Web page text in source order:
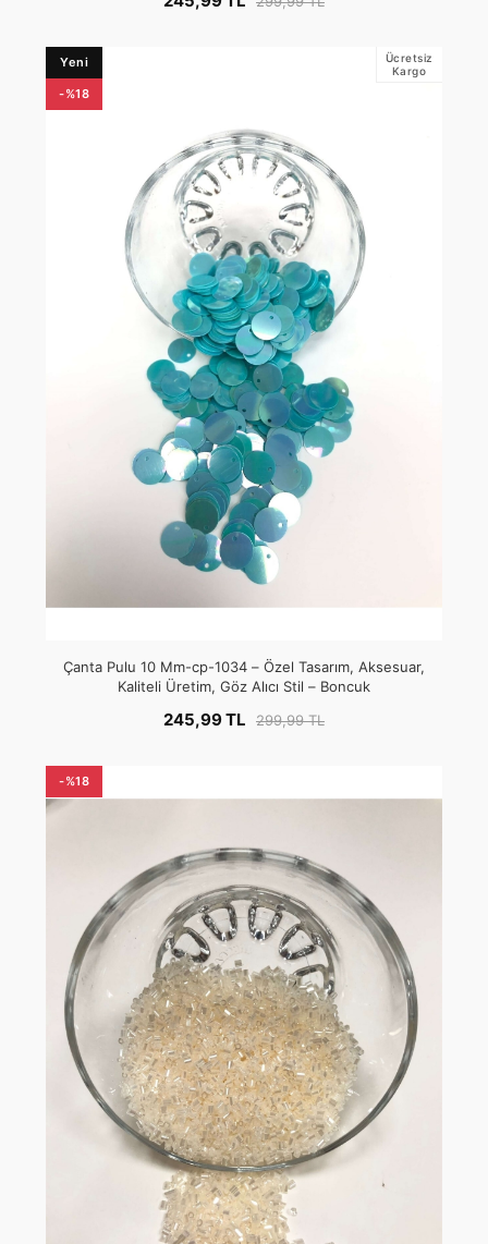
Yeni
-%18
Ücretsiz
Kargo
Çanta Pulu 10 Mm-cp-1034 – Özel Tasarım, Aksesuar,
Kaliteli Üretim, Göz Alıcı Stil – Boncuk
245,99 TL 299,99 TL
-%18